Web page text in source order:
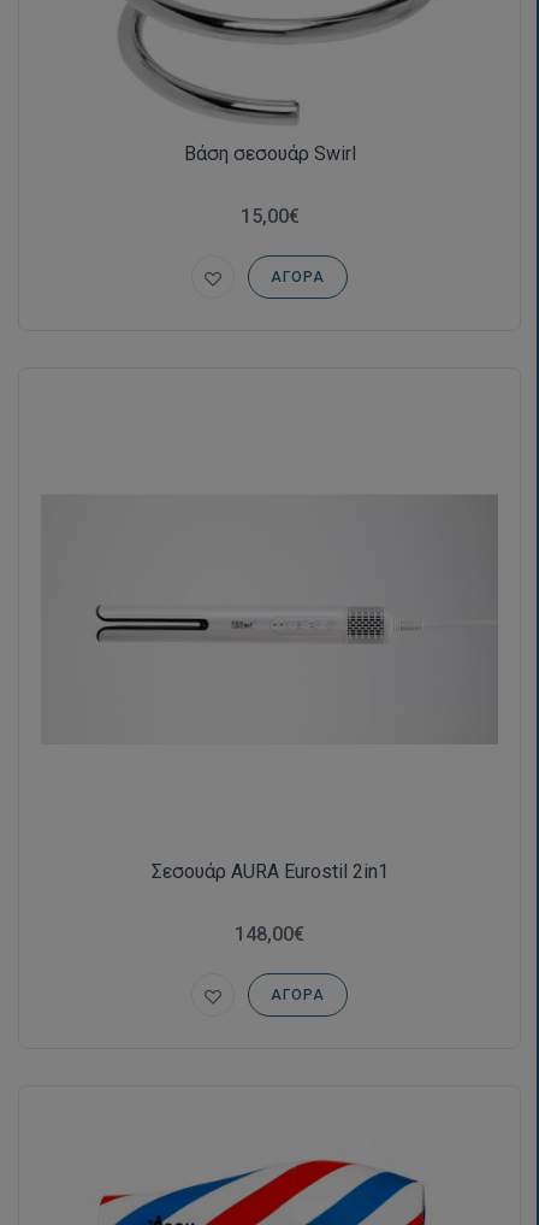
Βάση σεσουάρ Swirl
15,00€
ΑΓΟΡΆ
Σεσουάρ AURA Eurostil 2in1
148,00€
ΑΓΟΡΆ